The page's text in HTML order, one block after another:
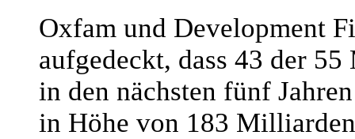
Oxfam und Development
aufgedeckt, dass 43 der
in den nächsten fünf
in Höhe von 183